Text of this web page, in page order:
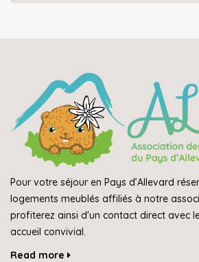
Pour votre séjour en Pays d’Allevard
logements meublés affiliés à notre
profiterez ainsi d'un contact direct avec
accueil convivial.
Read more